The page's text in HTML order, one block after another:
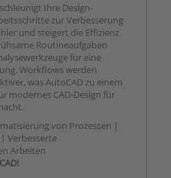
Ihre Design-
zur Verbesserung
und steigert die Effizienz.
Routineaufgaben
für eine
Workflows werden
was AutoCAD zu einem
modernes CAD-Design für
von Prozessen |
Verbesserte
Arbeiten